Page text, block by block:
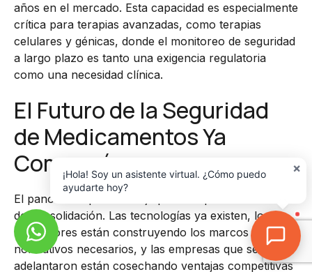
años en el mercado. Esta capacidad es especialmente
crítica para terapias avanzadas, como terapias
celulares y génicas, donde el monitoreo de seguridad
a largo plazo es tanto una exigencia regulatoria
como una necesidad clínica.
El Futuro de la Seguridad
de Medicamentos Ya
Comenzó
El panorama que se dibuja para los próximos años es
de consolidación. Las tecnologías ya existen, los
reguladores están construyendo los marcos
normativos necesarios, y las empresas que se
adelantaron están cosechando ventajas competitivas
×
¡Hola! Soy un asistente virtual. ¿Cómo puedo
ayudarte hoy?